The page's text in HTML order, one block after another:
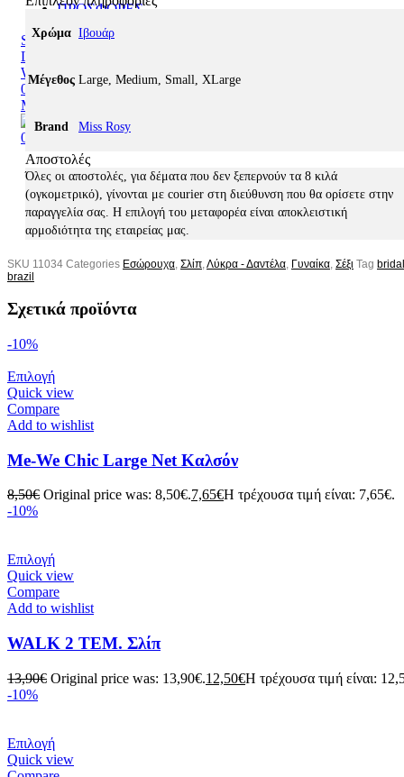
ΠΡΟΣΦΟΡΕΣ
Search
Login / Register
Wishlist
0items 0,00€
Menu
0 0,00€
Χρώμα Ιβουάρ
Μέγεθος Large, Medium, Small, XLarge
Brand Miss Rosy
Αποστολές
Όλες οι αποστολές, για δέματα που δεν ξεπερνούν τα 8 κιλά
(ογκομετρικό), γίνονται με courier στη διεύθυνση που θα ορίσετε στην
παραγγελία σας. Η επιλογή του μεταφορέα είναι αποκλειστική
αρμοδιότητα της εταιρείας μας.
SKU 11034 Categories Εσώρουχα Σλίπ Λύκρα - Δαντέλα Γυναίκα Σέξι Tag bridal
brazil
Σχετικά προϊόντα
-10%
Επιλογή
Quick view
Compare
Add to wishlist
Me-We Chic Large Net Καλσόν
8,50€ Original price was: 8,50€.7,65€Η τρέχουσα τιμή είναι: 7,65€.
-10%
Επιλογή
Quick view
Compare
Add to wishlist
WALK 2 ΤΕΜ. Σλίπ
13,90€ Original price was: 13,90€.12,50€Η τρέχουσα τιμή είναι:
-10%
Επιλογή
Quick view